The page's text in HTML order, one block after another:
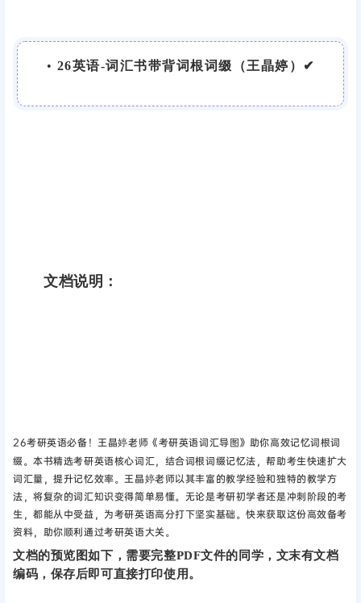
• 26英语-词汇书带背词根词缀（王晶婷）✔
文档说明：
26考研英语必备！王晶婷老师《考研英语词汇导图》助你高效记忆词根词
缀‌。本书精选考研英语核心词汇，结合词根词缀记忆法，帮助考生快速扩大
词汇量，提升记忆效率。王晶婷老师以其丰富的教学经验和独特的教学方
法，将复杂的词汇知识变得简单易懂。无论是考研初学者还是冲刺阶段的考
生，都能从中受益，为考研英语高分打下坚实基础。快来获取这份高效备考
资料，助你顺利通过考研英语大关‌。
文档的预览图如下，需要完整PDF文件的同学，文末有文档
编码，保存后即可直接打印使用。